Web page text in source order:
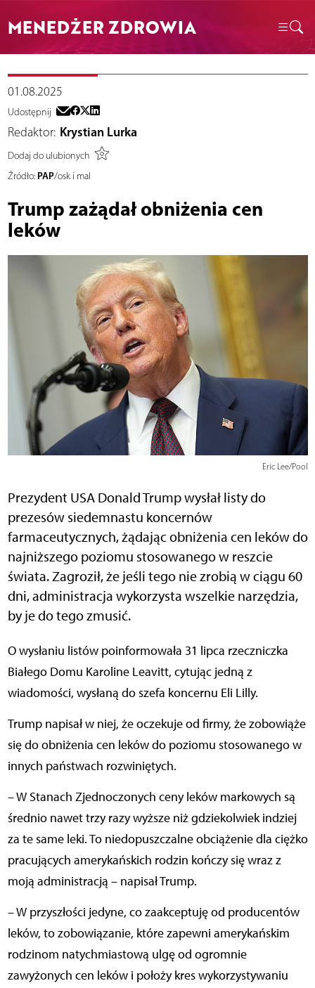
MENEDŻER ZDROWIA
01.08.2025
Udostępnij
Redaktor: Krystian Lurka
Dodaj do ulubionych
Źródło: PAP/osk i mal
Trump zażądał obniżenia cen
leków
Eric Lee/Pool
Prezydent USA Donald Trump wysłał listy do
prezesów siedemnastu koncernów
farmaceutycznych, żądając obniżenia cen leków do
najniższego poziomu stosowanego w reszcie
świata. Zagroził, że jeśli tego nie zrobią w ciągu 60
dni, administracja wykorzysta wszelkie narzędzia,
by je do tego zmusić.
O wysłaniu listów poinformowała 31 lipca rzeczniczka
Białego Domu Karoline Leavitt, cytując jedną z
wiadomości, wysłaną do szefa koncernu Eli Lilly.
Trump napisał w niej, że oczekuje od firmy, że zobowiąże
się do obniżenia cen leków do poziomu stosowanego w
innych państwach rozwiniętych.
– W Stanach Zjednoczonych ceny leków markowych są
średnio nawet trzy razy wyższe niż gdziekolwiek indziej
za te same leki. To niedopuszczalne obciążenie dla ciężko
pracujących amerykańskich rodzin kończy się wraz z
moją administracją – napisał Trump.
– W przyszłości jedyne, co zaakceptuję od producentów
leków, to zobowiązanie, które zapewni amerykańskim
rodzinom natychmiastową ulgę od ogromnie
zawyżonych cen leków i położy kres wykorzystywaniu